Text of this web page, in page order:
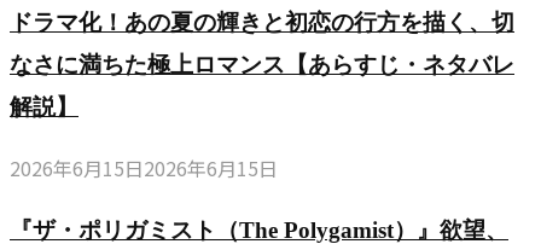
ドラマ化！あの夏の輝きと初恋の行方を描く、切
なさに満ちた極上ロマンス【あらすじ・ネタバレ
解説】
2026年6月15日2026年6月15日
『ザ・ポリガミスト（The Polygamist）』欲望、